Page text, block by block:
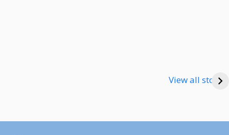
View all stories
Good Night Shayari